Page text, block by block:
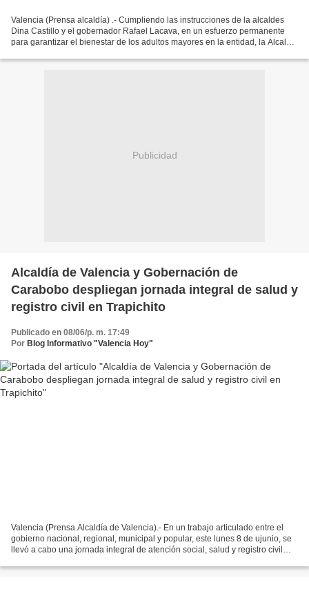
Valencia (Prensa alcaldía) .- Cumpliendo las instrucciones de la alcaldes
Dina Castillo y el gobernador Rafael Lacava, en un esfuerzo permanente
para garantizar el bienestar de los adultos mayores en la entidad, la Alcaldía
Publicidad
Alcaldía de Valencia y Gobernación de
Carabobo despliegan jornada integral de salud y
registro civil en Trapichito
Publicado en 08/06/p. m. 17:49
Por Blog Informativo "Valencia Hoy"
Valencia (Prensa Alcaldía de Valencia).- En un trabajo articulado entre el
gobierno nacional, regional, municipal y popular, este lunes 8 de ujunio, se
llevó a cabo una jornada integral de atención social, salud y registro civil